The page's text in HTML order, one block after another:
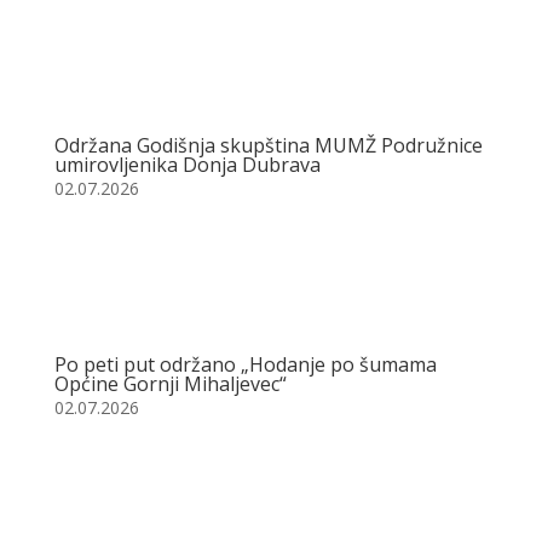
Održana Godišnja skupština MUMŽ Podružnice
umirovljenika Donja Dubrava
02.07.2026
Po peti put održano „Hodanje po šumama
Općine Gornji Mihaljevec“
02.07.2026